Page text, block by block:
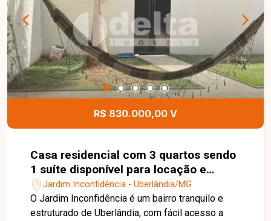
R$ 830.000,00 V
Casa residencial com 3 quartos sendo
1 suíte disponível para locação e
venda no bairro Jardim Inconfidência
em Uberlândia-MG
Jardim Inconfidência - Uberlândia/MG
O Jardim Inconfidência é um bairro tranquilo e
estruturado de Uberlândia, com fácil acesso a